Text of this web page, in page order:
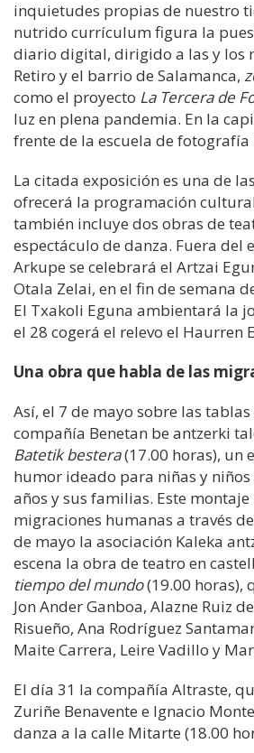
inquietudes propias de nuestro
nutrido currículum figura la
diario digital, dirigido a las y los
Retiro y el barrio de Salamanca,
como el proyecto La Tercera de
luz en plena pandemia. En la
frente de la escuela de fotografía
La citada exposición es una de
ofrecerá la programación
también incluye dos obras de
espectáculo de danza. Fuera del
Arkupe se celebrará el Artzai
Otala Zelai, en el fin de semana
El Txakoli Eguna ambientará la
el 28 cogerá el relevo el Haurren
Una obra que habla de las
Así, el 7 de mayo sobre las
compañía Benetan be antzerki
Batetik bestera(17.00 horas), un
humor ideado para niñas y
años y sus familias. Este
migraciones humanas a través
de mayo la asociación Kaleka
escena la obra de teatro en
tiempo del mundo(19.00 horas),
Jon Ander Ganboa, Alazne Ruiz
Risueño, Ana Rodríguez
Maite Carrera, Leire Vadillo y
El día 31 la compañía Altraste,
Zuriñe Benavente e Ignacio
danza a la calle Mitarte (18.00